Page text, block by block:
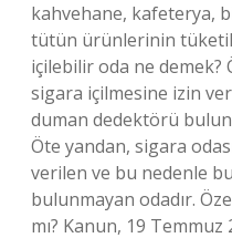
kahvehane, kafeterya,
tütün ürünlerinin
içilebilir oda ne demek?
sigara içilmesine izin
duman dedektörü
Öte yandan, sigara
verilen ve bu nedenle
bulunmayan odadır.
mı? Kanun, 19